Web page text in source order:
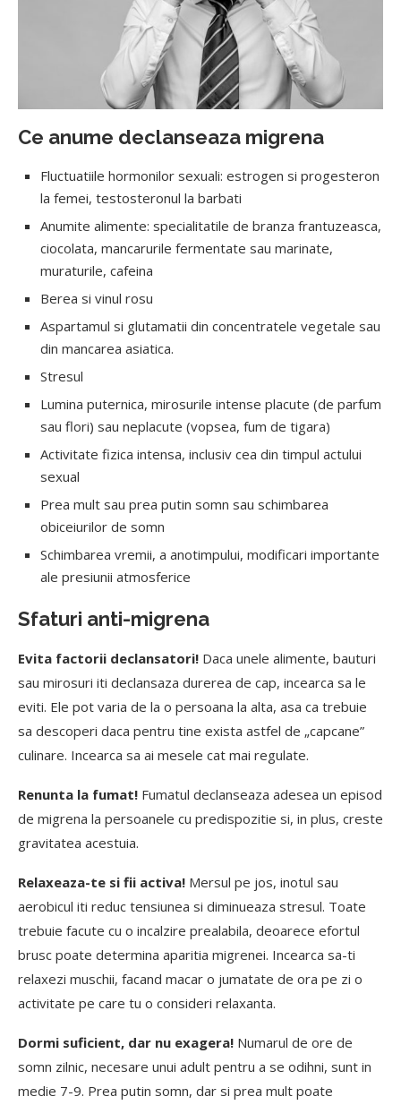
Ce anume declanseaza migrena
Fluctuatiile hormonilor sexuali: estrogen si progesteron
la femei, testosteronul la barbati
Anumite alimente: specialitatile de branza frantuzeasca,
ciocolata, mancarurile fermentate sau marinate,
muraturile, cafeina
Berea si vinul rosu
Aspartamul si glutamatii din concentratele vegetale sau
din mancarea asiatica.
Stresul
Lumina puternica, mirosurile intense placute (de parfum
sau flori) sau neplacute (vopsea, fum de tigara)
Activitate fizica intensa, inclusiv cea din timpul actului
sexual
Prea mult sau prea putin somn sau schimbarea
obiceiurilor de somn
Schimbarea vremii, a anotimpului, modificari importante
ale presiunii atmosferice
Sfaturi anti-migrena
Evita factorii declansatori! Daca unele alimente, bauturi
sau mirosuri iti declansaza durerea de cap, incearca sa le
eviti. Ele pot varia de la o persoana la alta, asa ca trebuie
sa descoperi daca pentru tine exista astfel de „capcane”
culinare. Incearca sa ai mesele cat mai regulate.
Renunta la fumat! Fumatul declanseaza adesea un episod
de migrena la persoanele cu predispozitie si, in plus, creste
gravitatea acestuia.
Relaxeaza-te si fii activa! Mersul pe jos, inotul sau
aerobicul iti reduc tensiunea si diminueaza stresul. Toate
trebuie facute cu o incalzire prealabila, deoarece efortul
brusc poate determina aparitia migrenei. Incearca sa-ti
relaxezi muschii, facand macar o jumatate de ora pe zi o
activitate pe care tu o consideri relaxanta.
Dormi suficient, dar nu exagera! Numarul de ore de
somn zilnic, necesare unui adult pentru a se odihni, sunt in
medie 7-9. Prea putin somn, dar si prea mult poate